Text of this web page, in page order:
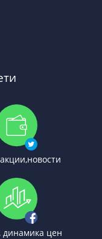
динамика цен